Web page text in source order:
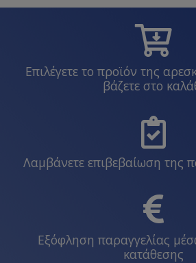
Επιλέγετε το προϊόν της
βάζετε στο
Λαμβάνετε επιβεβαίωση της
Εξόφληση παραγγελίας
κατάθεσης